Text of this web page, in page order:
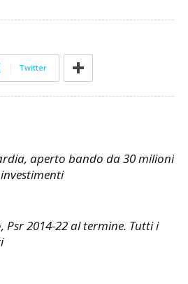
Twitter
aperto bando da 30 milioni
Psr 2014-22 al termine. Tutti i